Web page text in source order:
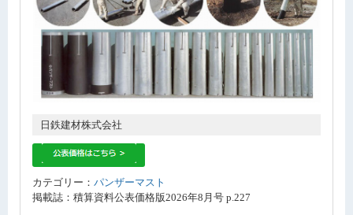
日鉄建材株式会社
カテゴリー： パンザーマスト
掲載誌：積算資料公表価格版2026年8月号 p.227